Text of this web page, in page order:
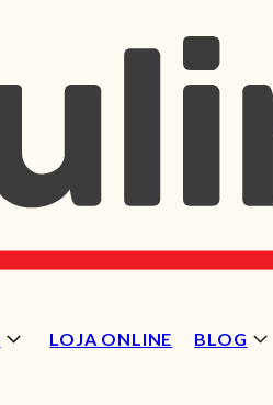
LOJA ONLINE BLOG